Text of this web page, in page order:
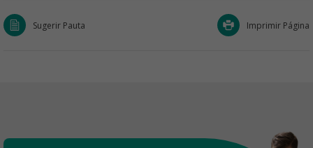
Sugerir Pauta Imprimir Página